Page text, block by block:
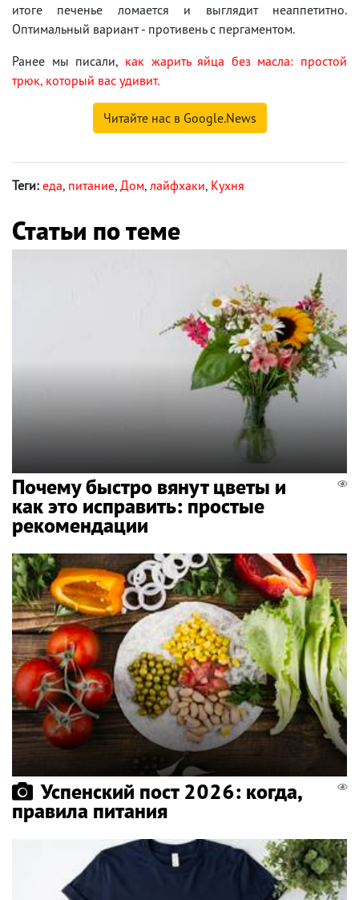
итоге печенье ломается и выглядит неаппетитно.
Оптимальный вариант - противень с пергаментом.
Ранее мы писали, как жарить яйца без масла: простой
трюк, который вас удивит.
Читайте нас в Google.News
Теги: еда, питание, Дом, лайфхаки, Кухня
Статьи по теме
Почему быстро вянут цветы и
как это исправить: простые
рекомендации
Успенский пост 2026: когда,
правила питания